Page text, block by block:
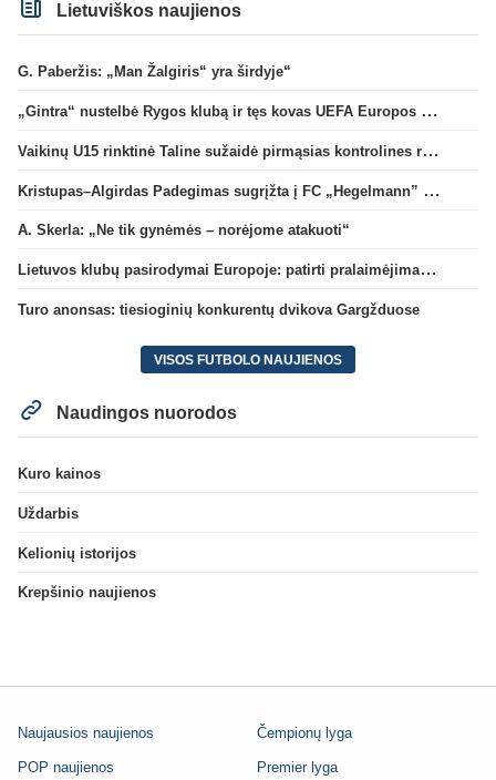
Lietuviškos naujienos
G. Paberžis: „Man Žalgiris“ yra širdyje“
„Gintra“ nustelbė Rygos klubą ir tęs kovas UEFA Europos taurės atrankoje
Vaikinų U15 rinktinė Taline sužaidė pirmąsias kontrolines rungtynes
Kristupas–Algirdas Padegimas sugrįžta į FC „Hegelmann” B sudėtį
A. Skerla: „Ne tik gynėmės – norėjome atakuoti“
Lietuvos klubų pasirodymai Europoje: patirti pralaimėjimai Kroatijos atstovams
Turo anonsas: tiesioginių konkurentų dvikova Gargžduose
VISOS FUTBOLO NAUJIENOS
Naudingos nuorodos
Kuro kainos
Uždarbis
Kelionių istorijos
Krepšinio naujienos
Naujausios naujienos
POP naujienos
Čempionų lyga
Premier lyga